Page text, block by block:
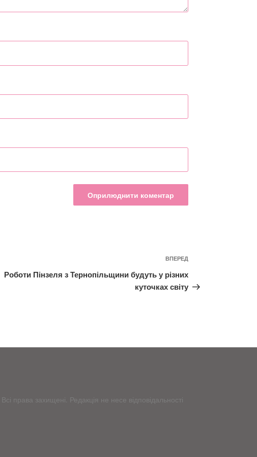
ВПЕРЕД
Роботи Пінзеля з Тернопільщини будуть у різних
куточках світу
права захищені. Редакція не несе відповідальності